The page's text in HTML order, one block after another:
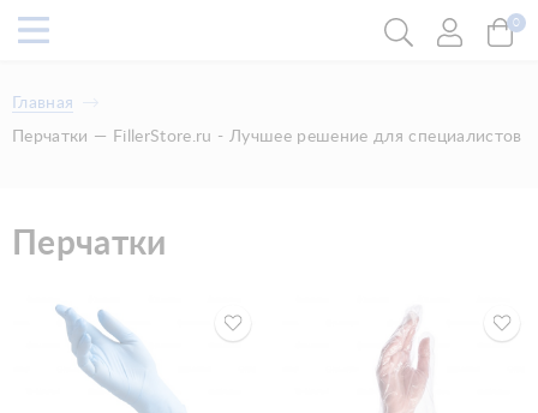
0
Главная
Перчатки — FillerStore.ru - Лучшее решение для специалистов
Перчатки